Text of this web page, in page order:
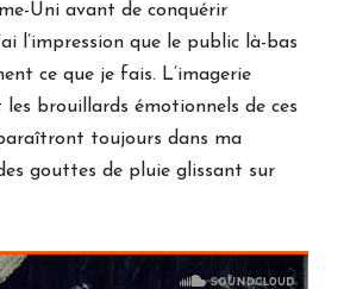
Uni avant de conquérir
l’impression que le public là-bas
ce que je fais. L’imagerie
brouillards émotionnels de ces
toujours dans ma
gouttes de pluie glissant sur